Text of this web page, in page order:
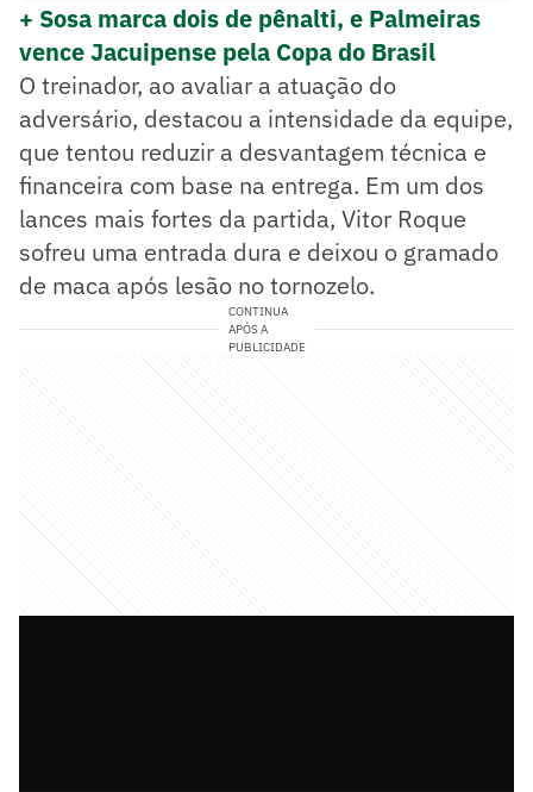
+ Sosa marca dois de pênalti, e Palmeiras
vence Jacuipense pela Copa do Brasil
O treinador, ao avaliar a atuação do
adversário, destacou a intensidade da equipe,
que tentou reduzir a desvantagem técnica e
financeira com base na entrega. Em um dos
lances mais fortes da partida, Vitor Roque
sofreu uma entrada dura e deixou o gramado
de maca após lesão no tornozelo.
CONTINUA
APÓS A
PUBLICIDADE